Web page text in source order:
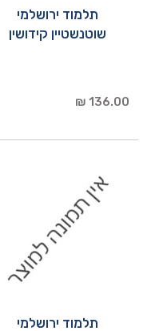
תלמוד ירושלמי
שוטנשטיין קידושין
136.00 ₪
תלמוד ירושלמי